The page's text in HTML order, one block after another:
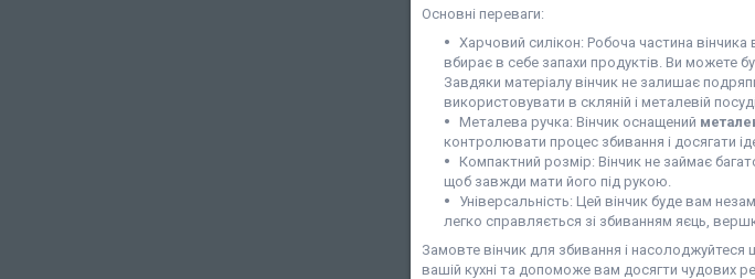
Основні переваги:
Харчовий силікон: Робоча частина
вбирає в себе запахи продуктів. Ви можете
Завдяки матеріалу вінчик не залишає
використовувати в скляній і металевій посуді.
Металева ручка: Вінчик оснащений
контролювати процес збивання і досягати
Компактний розмір: Вінчик не займає
щоб завжди мати його під рукою.
Універсальність: Цей вінчик буде вам
легко справляється зі збиванням яєць,
Замовте вінчик для збивання і
вашій кухні та допоможе вам досягти чудових